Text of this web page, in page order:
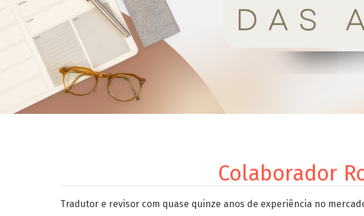
Colaborador
Tradutor e revisor com quase quinze anos de experiência no